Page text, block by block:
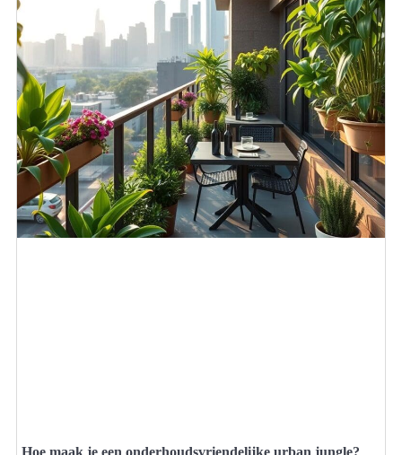
Hoe maak je een onderhoudsvriendelijke urban jungle?